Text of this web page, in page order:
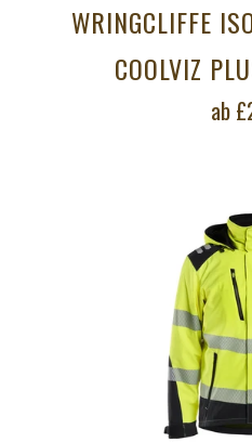
WRINGCLIFFE
COOLVIZ
ab